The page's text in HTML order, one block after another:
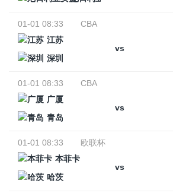
01-01 08:33
CBA
江苏
vs
深圳
01-01 08:33
CBA
广厦
vs
青岛
01-01 08:33
欧联杯
本菲卡
vs
哈茨